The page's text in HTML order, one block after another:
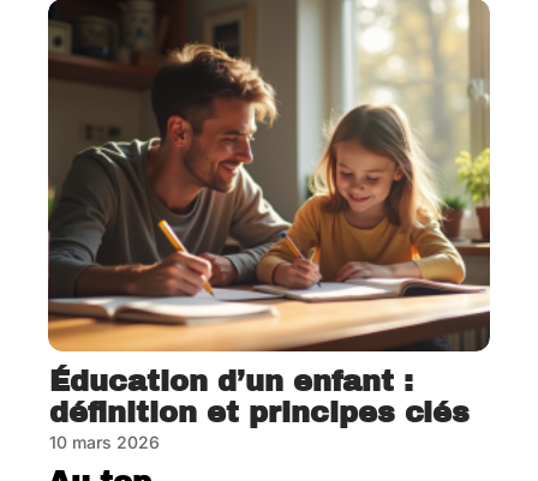
Éducation d’un enfant :
définition et principes clés
10 mars 2026